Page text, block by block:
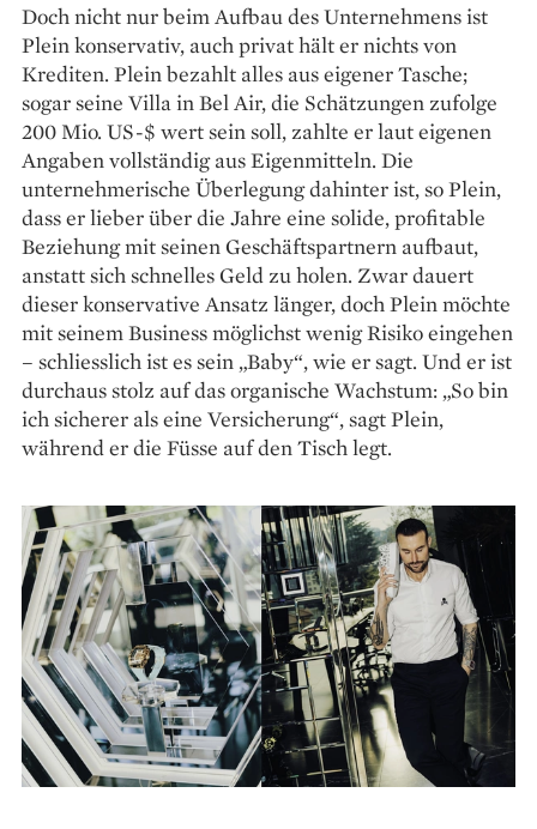
Doch nicht nur beim Aufbau des Unter­nehmens ist
Plein konservativ, auch privat hält er nichts von
Krediten. Plein bezahlt alles aus eigener Tasche;
sogar seine Villa in Bel Air, die Schätzungen zufolge
200 Mio. US-$ wert sein soll, zahlte er laut eigenen
Angaben voll­ständig aus Eigenmitteln. Die
unternehmerische Über­legung dahinter ist, so Plein,
dass er lieber über die Jahre eine solide, profitable
Beziehung mit seinen Geschäftspartnern aufbaut,
anstatt sich schnelles Geld zu holen. Zwar dauert
dieser konservative Ansatz länger, doch Plein möchte
mit seinem Business möglichst wenig Risiko eingehen
– schliesslich ist es sein „Baby“, wie er sagt. Und er ist
durchaus stolz auf das organische Wachstum: „So bin
ich sicherer als eine Versicherung“, sagt Plein,
während er die Füsse auf den Tisch legt.